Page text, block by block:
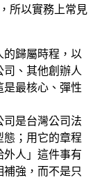
所以實務上常見
的歸屬時程，以
、其他創辦人
是最核心、彈性
司是台灣公司法
態；用它的章程
外人」這件事有
強，而不是只